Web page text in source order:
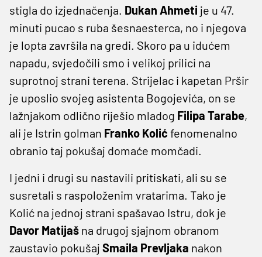
stigla do izjednačenja. Dukan Ahmeti je u 47.
minuti pucao s ruba šesnaesterca, no i njegova
je lopta završila na gredi. Skoro pa u idućem
napadu, svjedočili smo i velikoj prilici na
suprotnoj strani terena. Strijelac i kapetan Pršir
je uposlio svojeg asistenta Bogojevića, on se
lažnjakom odlično riješio mladog Filipa Tarabe,
ali je Istrin golman Franko Kolić fenomenalno
obranio taj pokušaj domaće momčadi.
I jedni i drugi su nastavili pritiskati, ali su se
susretali s raspoloženim vratarima. Tako je
Kolić na jednoj strani spašavao Istru, dok je
Davor Matijaš na drugoj sjajnom obranom
zaustavio pokušaj Smaila Prevljaka nakon